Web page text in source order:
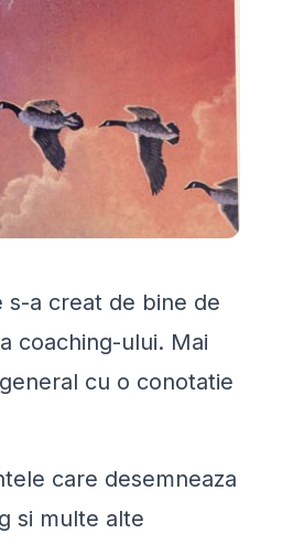
s-a creat de bine de
coaching-ului. Mai
cu o conotatie
care desemneaza
si multe alte